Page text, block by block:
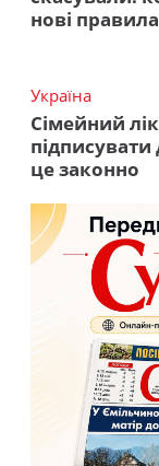
нові правила
Україна
Сімейний
це законно